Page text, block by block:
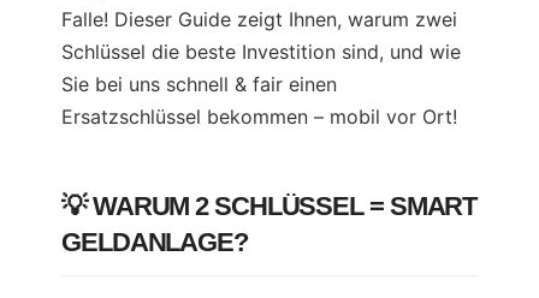
Falle! Dieser Guide zeigt Ihnen, warum zwei
Schlüssel die beste Investition sind, und wie
Sie bei uns schnell & fair einen
Ersatzschlüssel bekommen – mobil vor Ort!
💡 WARUM 2 SCHLÜSSEL = SMART
GELDANLAGE?